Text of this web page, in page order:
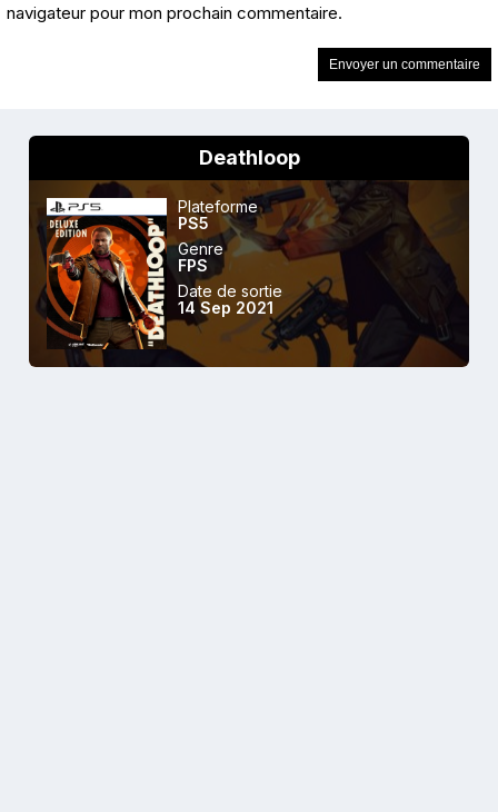
navigateur pour mon prochain commentaire.
Deathloop
Plateforme
PS5
Genre
FPS
Date de sortie
14 Sep 2021